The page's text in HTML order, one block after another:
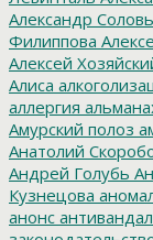
Александр
Филиппова
Алексей
Алиса
аллергия
Амурский полоз
Анатолий
Андрей Голубь
Кузнецова
анонс